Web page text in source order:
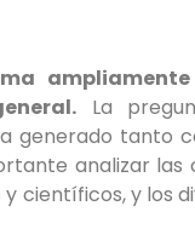
La
generado tanto
analizar
científicos, y los